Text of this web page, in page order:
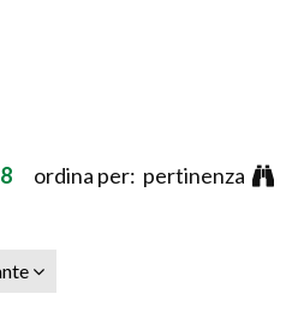
8 ordina per: pertinenza